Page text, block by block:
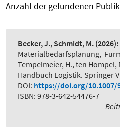
Anzahl der gefundenen
Becker, J., Schmidt, M. (2026):
Materialbedarfsplanung,
Tempelmeier, H., ten Hompel,
Handbuch Logistik. Springer
DOI: https://doi.org/10.1007/
ISBN: 978-3-642-54476-7